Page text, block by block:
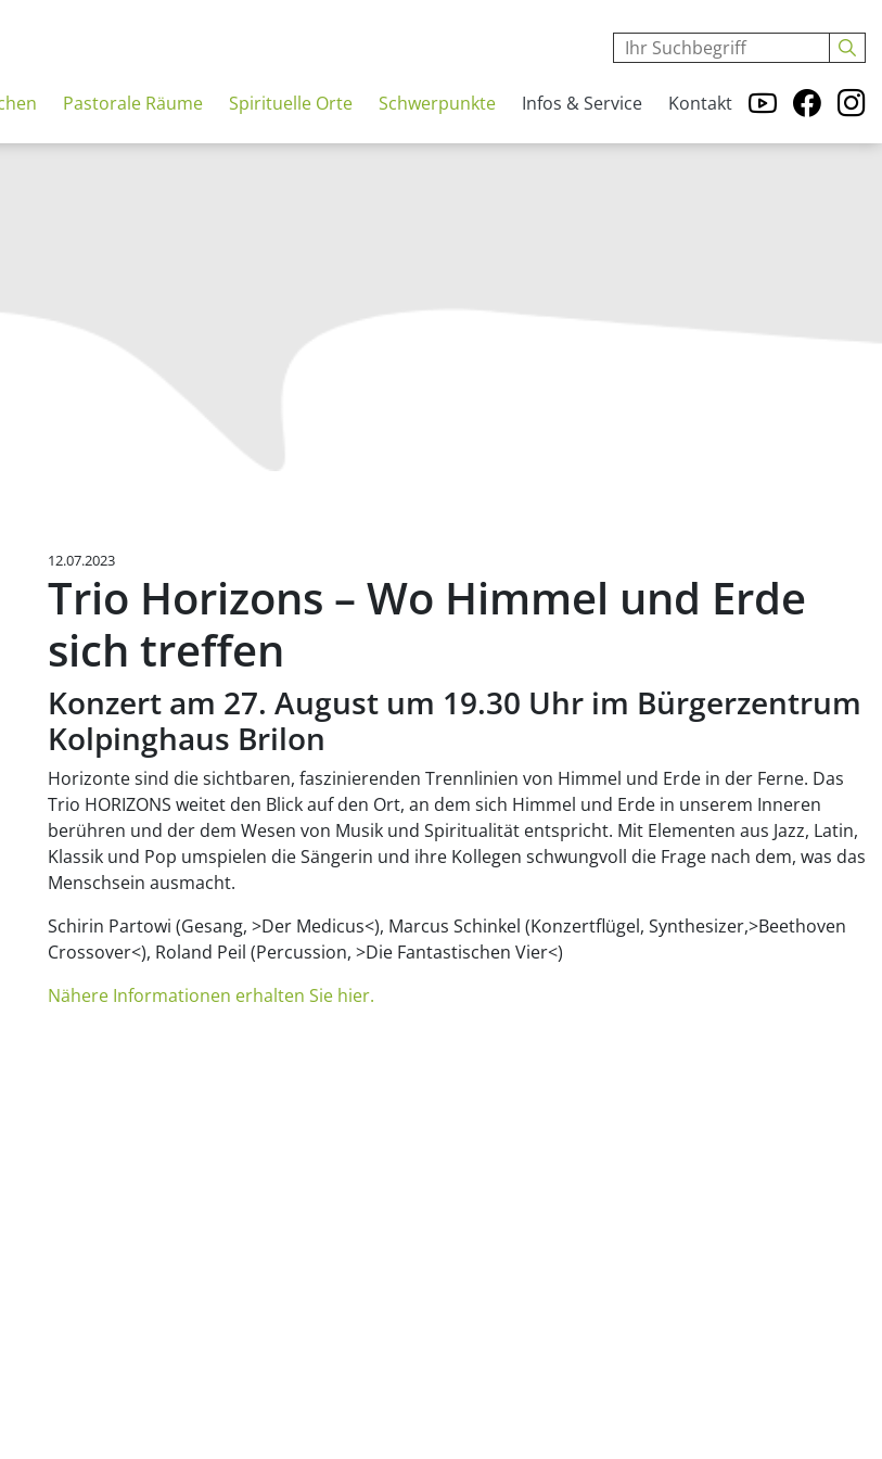
Pastorale Räume Spirituelle Orte Schwerpunkte Infos & Service Kontakt
12.07.2023
Trio Horizons – Wo Himmel und Erde
sich treffen
Konzert am 27. August um 19.30 Uhr im Bürgerzentrum
Kolpinghaus Brilon
Horizonte sind die sichtbaren, faszinierenden Trennlinien von Himmel und Erde in der Ferne. Das
Trio HORIZONS weitet den Blick auf den Ort, an dem sich Himmel und Erde in unserem Inneren
berühren und der dem Wesen von Musik und Spiritualität entspricht. Mit Elementen aus Jazz, Latin,
Klassik und Pop umspielen die Sängerin und ihre Kollegen schwungvoll die Frage nach dem, was das
Menschsein ausmacht.
Schirin Partowi (Gesang, >Der Medicus<), Marcus Schinkel (Konzertflügel, Synthesizer,>Beethoven
Crossover<), Roland Peil (Percussion, >Die Fantastischen Vier<)
Nähere Informationen erhalten Sie hier.